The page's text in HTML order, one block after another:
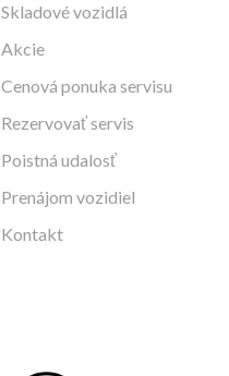
Skladové vozidlá
Akcie
Cenová ponuka servisu
Rezervovať servis
Poistná udalosť
Prenájom vozidiel
Kontakt